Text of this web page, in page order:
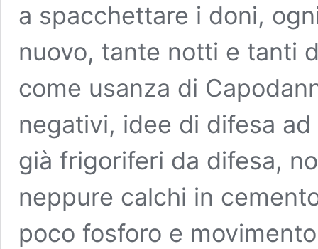
a spacchettare i doni,
nuovo, tante notti e tanti
come usanza di
negativi, idee di difesa
già frigoriferi da difesa,
neppure calchi in
poco fosforo e